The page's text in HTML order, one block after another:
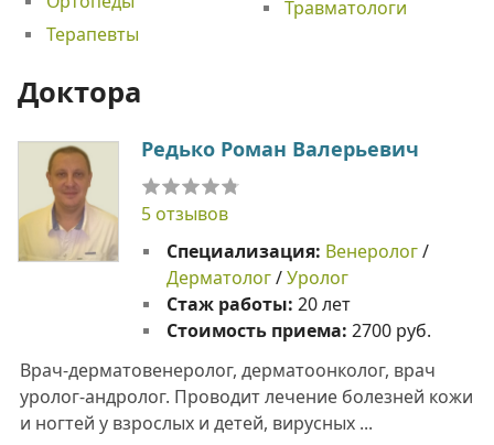
Терапевты
Травматологи
Доктора
Редько Роман Валерьевич
5 отзывов
Специализация: Венеролог/
Дерматолог/Уролог
Стаж работы: 20 лет
Стоимость приема: 2700 руб.
Врач-дерматовенеролог, дерматоонколог, врач
уролог-андролог. Проводит лечение болезней кожи
и ногтей у взрослых и детей, вирусных ...